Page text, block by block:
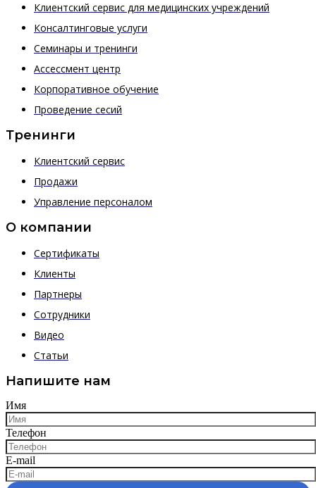
Клиентский сервис для медицинских учреждений
Консалтинговые услуги
Семинары и тренинги
Ассессмент центр
Корпоративное обучение
Проведение сесий
Тренинги
Клиентский сервис
Продажи
Управление персоналом
О компании
Сертификаты
Клиенты
Партнеры
Сотрудники
Видео
Статьи
Напишите нам
Имя
Телефон
E-mail